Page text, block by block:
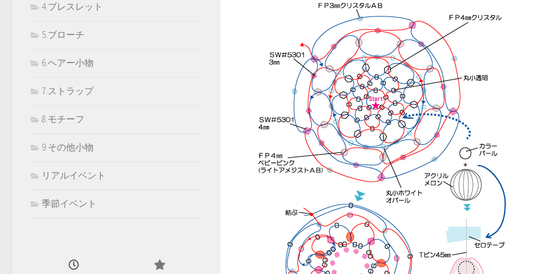
4.ブレスレット
5.ブローチ
6.ヘアー小物
7.ストラップ
8.モチーフ
9.その他小物
リアルイベント
季節イベント